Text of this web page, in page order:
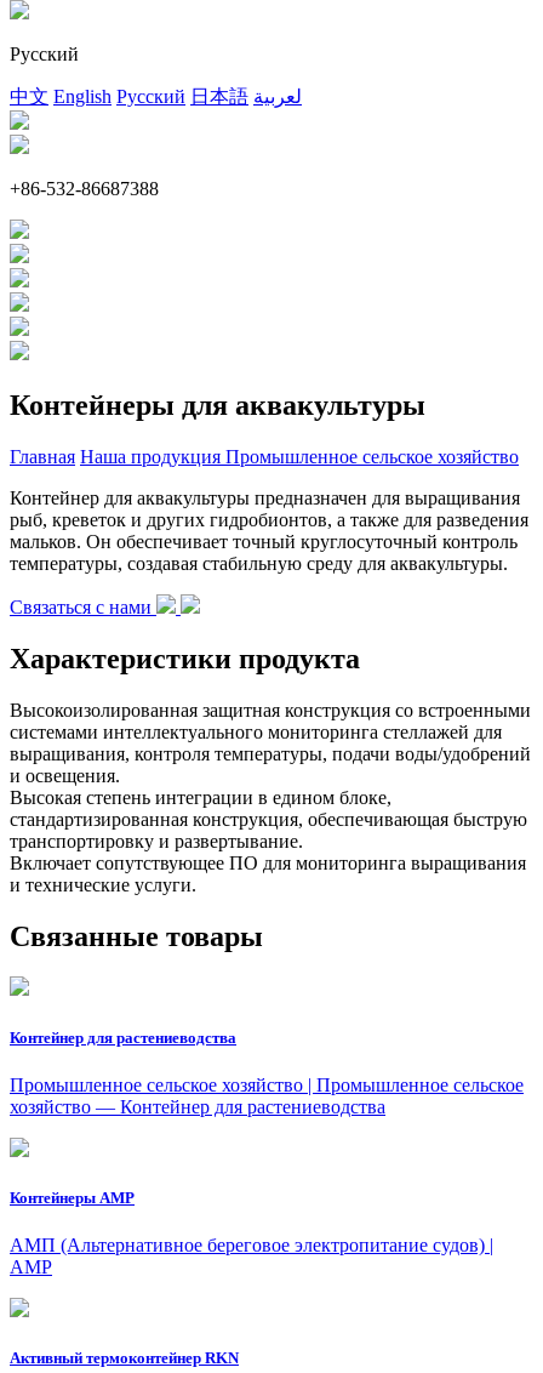
Русский
中文 English Русский 日本語 لعربية
+86-532-86687388
Контейнеры для аквакультуры
Главная Наша продукция Промышленное сельское хозяйство
Контейнер для аквакультуры предназначен для выращивания
рыб, креветок и других гидробионтов, а также для разведения
мальков. Он обеспечивает точный круглосуточный контроль
температуры, создавая стабильную среду для аквакультуры.
Связаться с нами
Характеристики продукта
Высокоизолированная защитная конструкция со встроенными
системами интеллектуального мониторинга стеллажей для
выращивания, контроля температуры, подачи воды/удобрений
и освещения.
Высокая степень интеграции в едином блоке,
стандартизированная конструкция, обеспечивающая быструю
транспортировку и развертывание.
Включает сопутствующее ПО для мониторинга выращивания
и технические услуги.
Связанные товары
Контейнер для растениеводства
Промышленное сельское хозяйство | Промышленное сельское
хозяйство — Контейнер для растениеводства
Контейнеры АМР
AMП (Альтернативное береговое электропитание судов) |
AMP
Активный термоконтейнер RKN